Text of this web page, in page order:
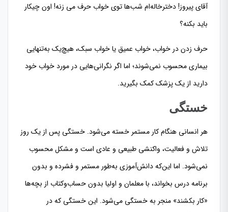
آقای پیروز! دخترخاله‌ام شب‌ها توی خواب حرف می زنه! اون چیکار
باید بکنه؟
حرف زدن در خواب، خواب عمیق یا خواب سبک، هیچ‌یک به‌تنهایی
بیماری محسوب نمی‌شوند؛ اما اگر نگرانی‌هایی در مورد خواب خود
دارید از یک پزشک کمک بگیرید.
خستگی
هر انسانی هنگام کار مستمر خسته می‌شود. خستگی پس از یک روز
تلاش و فعالیت، واکنشی طبیعی و عادی است و مشکل محسوب
نمی‌شود. اما این‌که دانش‌آموزی به‌طور مستمر و فشرده و بدون
برنامه درس بخواند، با معلمان و اولیا بدون حساب‌وکتاب از بچه‌ها
«کار بکشند» منجر به خستگی می‌شود. این خستگی که در